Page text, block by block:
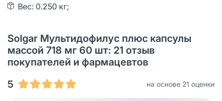
Вес: 0.250 кг;
Solgar Мультидофилус плюс капсулы
массой 718 мг 60 шт: 21 oтзыв
покупателей и фармацевтов
5
на основе 21 оценки